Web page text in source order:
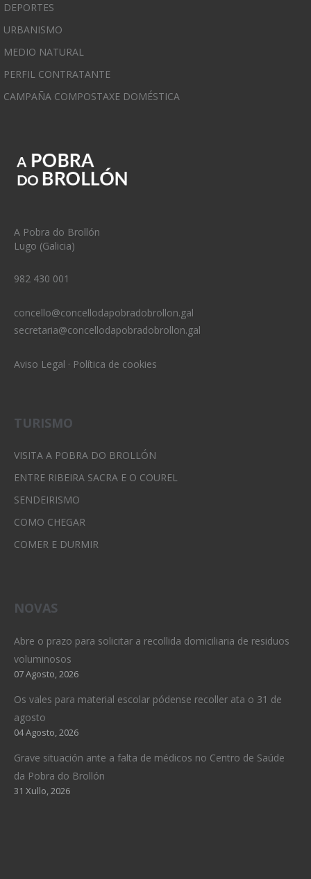
DEPORTES
URBANISMO
MEDIO NATURAL
PERFIL CONTRATANTE
CAMPAÑA COMPOSTAXE DOMÉSTICA
A Pobra do Brollón
Lugo (Galicia)
982 430 001
concello@concellodapobradobrollon.gal
secretaria@concellodapobradobrollon.gal
Aviso Legal · Política de cookies
TURISMO
VISITA A POBRA DO BROLLÓN
ENTRE RIBEIRA SACRA E O COUREL
SENDEIRISMO
COMO CHEGAR
COMER E DURMIR
NOVAS
Abre o prazo para solicitar a recollida domiciliaria de residuos
voluminosos
07 Agosto, 2026
Os vales para material escolar pódense recoller ata o 31 de
agosto
04 Agosto, 2026
Grave situación ante a falta de médicos no Centro de Saúde
da Pobra do Brollón
31 Xullo, 2026